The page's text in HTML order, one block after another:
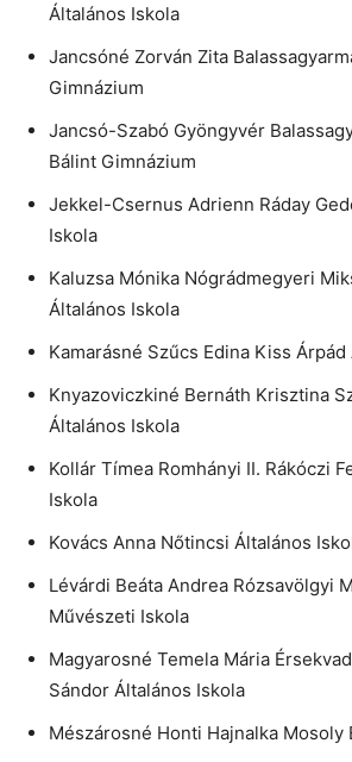
Általános Iskola
Jancsóné Zorván Zita
Gimnázium
Jancsó-Szabó Gyöngyvér
Bálint Gimnázium
Jekkel-Csernus Adrienn Ráday
Iskola
Kaluzsa Mónika Nógrádmegyeri
Általános Iskola
Kamarásné Szűcs Edina Kiss
Knyazoviczkiné Bernáth Krisztina
Általános Iskola
Kollár Tímea Romhányi II. Rákóczi
Iskola
Kovács Anna Nőtincsi Általános
Lévárdi Beáta Andrea Rózsavölgyi
Művészeti Iskola
Magyarosné Temela Mária
Sándor Általános Iskola
Mészárosné Honti Hajnalka Mosoly